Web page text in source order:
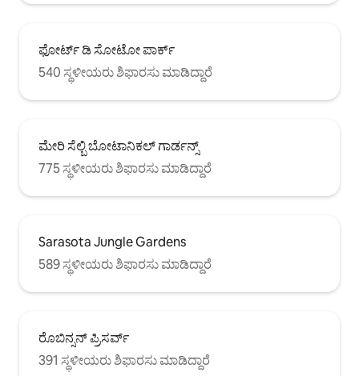
ಫೋರ್ಟ್ ಡಿ ಸೋಟೋ ಪಾರ್ಕ್
540 ಸ್ಥಳೀಯರು ಶಿಫಾರಸು ಮಾಡಿದ್ದಾರೆ
ಮೇರಿ ಸೆಲ್ಬಿ ಬೋಟಾನಿಕಲ್ ಗಾರ್ಡನ್ಸ್
775 ಸ್ಥಳೀಯರು ಶಿಫಾರಸು ಮಾಡಿದ್ದಾರೆ
Sarasota Jungle Gardens
589 ಸ್ಥಳೀಯರು ಶಿಫಾರಸು ಮಾಡಿದ್ದಾರೆ
ರೊಬಿನ್ಸನ್ ಪ್ರಿಸರ್ವ್
391 ಸ್ಥಳೀಯರು ಶಿಫಾರಸು ಮಾಡಿದ್ದಾರೆ